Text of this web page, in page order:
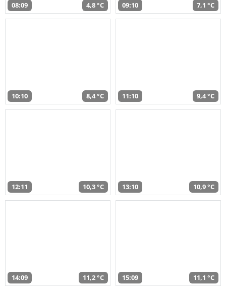
08:09 4,8 °C 09:10 7,1 °C
10:10 8,4 °C 11:10 9,4 °C
12:11 10,3 °C 13:10 10,9 °C
14:09 11,2 °C 15:09 11,1 °C